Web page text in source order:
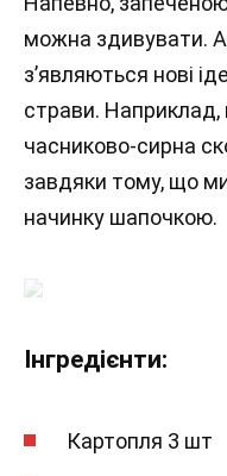
можна здивувати.
з’являються нові
страви.
часниково-сирна
завдяки тому, що
начинку шапочкою.
Інгредієнти:
Картопля 3 шт